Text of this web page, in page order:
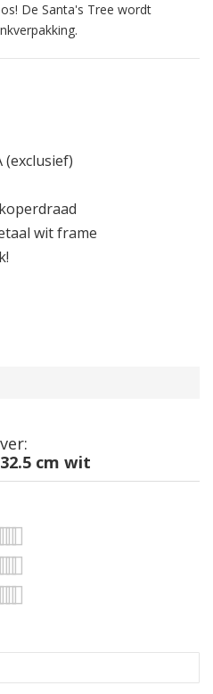
De Santa's Tree wordt
wit frame
cm wit